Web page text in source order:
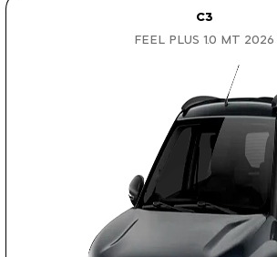
C3
FEEL PLUS 1.0 MT 2026